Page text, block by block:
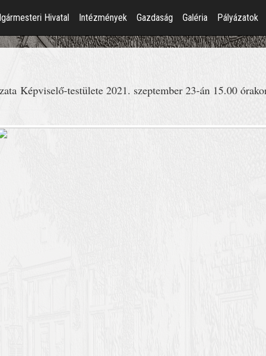
Hivatal Intézmények Gazdaság Galéria Pályázatok
Képviselő-testülete 2021. szeptember 23-án 15.00